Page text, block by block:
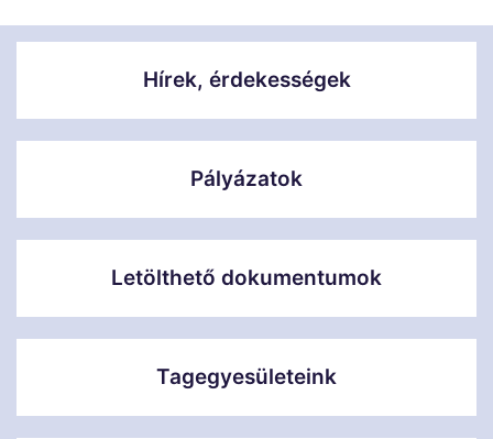
Hírek, érdekességek
Pályázatok
Letölthető dokumentumok
Tagegyesületeink